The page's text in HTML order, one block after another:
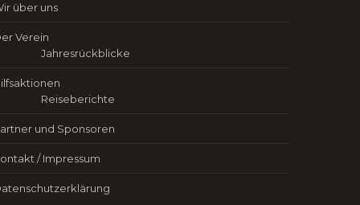
über uns
Verein
Jahresrückblicke
Reiseberichte
und Sponsoren
/ Impressum